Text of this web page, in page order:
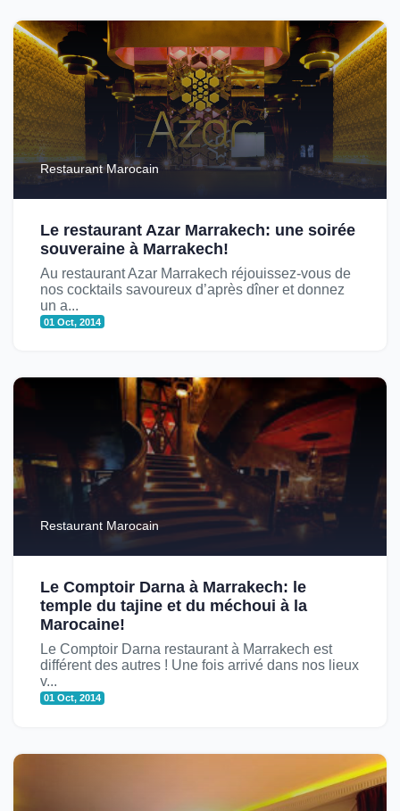
Restaurant Marocain
Le restaurant Azar Marrakech: une soirée
souveraine à Marrakech!
Au restaurant Azar Marrakech réjouissez-vous de
nos cocktails savoureux d’après dîner et donnez
un a...
01 Oct, 2014
Restaurant Marocain
Le Comptoir Darna à Marrakech: le
temple du tajine et du méchoui à la
Marocaine!
Le Comptoir Darna restaurant à Marrakech est
différent des autres ! Une fois arrivé dans nos lieux
v...
01 Oct, 2014